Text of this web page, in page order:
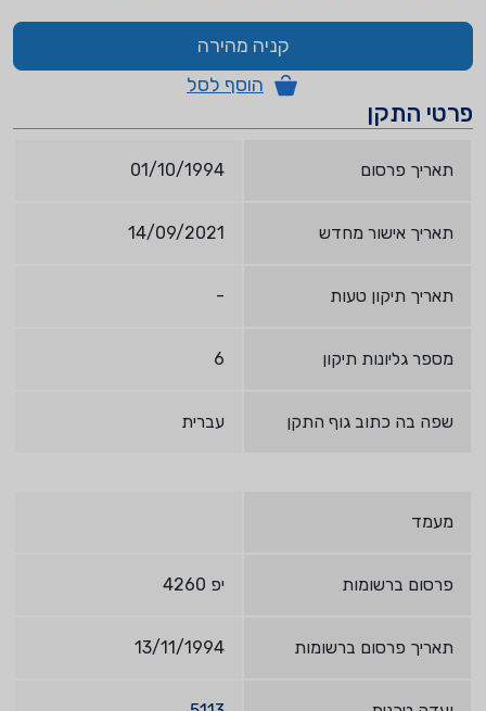
קניה מהירה
הוסף לסל
פרטי התקן
תאריך פרסום 01/10/1994
תאריך אישור מחדש 14/09/2021
תאריך תיקון טעות -
מספר גליונות תיקון 6
שפה בה כתוב גוף התקן עברית
מעמד
פרסום ברשומות יפ 4260
תאריך פרסום ברשומות 13/11/1994